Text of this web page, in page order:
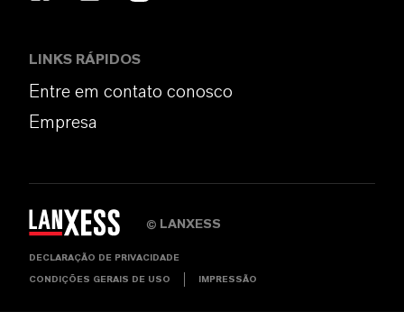
LINKS RÁPIDOS
Entre em contato conosco
Empresa
© LANXESS
DECLARAÇÃO DE PRIVACIDADE
CONDIÇÕES GERAIS DE USO IMPRESSÃO